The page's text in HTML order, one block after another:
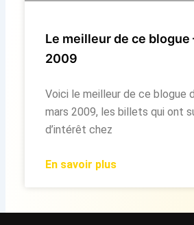
Le meilleur de ce blogue
2009
Voici le meilleur de ce blogue
mars 2009, les billets qui ont
d’intérêt chez
En savoir plus